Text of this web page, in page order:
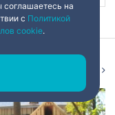
соглашаетесь на
с Политикой
cookie.